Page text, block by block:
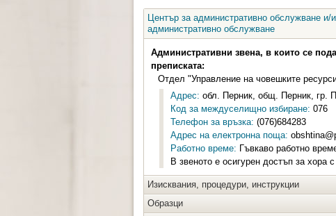
Център за административно обслужване и/
административно обслужване
Административни звена, в които се
преписката:
Отдел "Управление на човешките
Адрес: обл. Перник, общ. Перник, гр.
Код за междуселищно избиране: 076
Телефон за връзка: (076)684283
Адрес на електронна поща:
Работно време: Гъвкаво работно
В звеното е осигурен достъп за хора
Изисквания, процедури, инструкции
Образци